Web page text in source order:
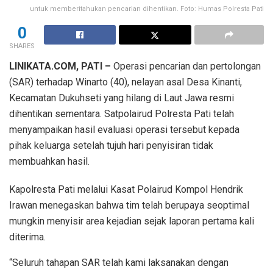
untuk memberitahukan pencarian dihentikan. Foto: Humas Polresta Pati
0
SHARES
LINIKATA.COM, PATI – Operasi pencarian dan pertolongan
(SAR) terhadap Winarto (40), nelayan asal Desa Kinanti,
Kecamatan Dukuhseti yang hilang di Laut Jawa resmi
dihentikan sementara. Satpolairud Polresta Pati telah
menyampaikan hasil evaluasi operasi tersebut kepada
pihak keluarga setelah tujuh hari penyisiran tidak
membuahkan hasil.
Kapolresta Pati melalui Kasat Polairud Kompol Hendrik
Irawan menegaskan bahwa tim telah berupaya seoptimal
mungkin menyisir area kejadian sejak laporan pertama kali
diterima.
“Seluruh tahapan SAR telah kami laksanakan dengan